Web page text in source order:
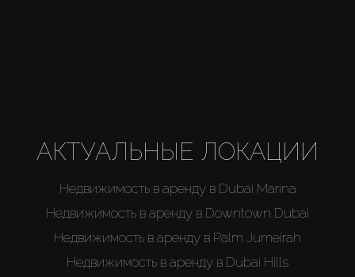
АКТУАЛЬНЫЕ ЛОКАЦИИ
Недвижимость в аренду в Dubai Marina
Недвижимость в аренду в Downtown Dubai
Недвижимость в аренду в Palm Jumeirah
Недвижимость в аренду в Dubai Hills